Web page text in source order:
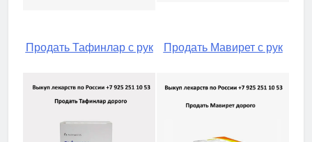
Продать Тафинлар с рук Продать Мавирет с рук